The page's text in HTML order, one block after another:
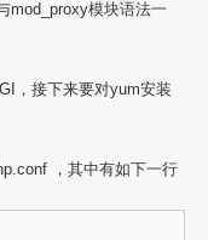
mod_proxy模块语法一
，接下来要对yum安装
，其中有如下一行